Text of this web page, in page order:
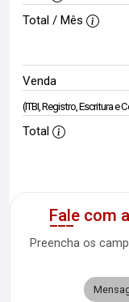
Total / Mês
Venda
(ITBI, Registro, Escritura e
Total
Fale com
Preencha os